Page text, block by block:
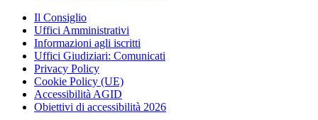
Il Consiglio
Uffici Amministrativi
Informazioni agli iscritti
Uffici Giudiziari: Comunicati
Privacy Policy
Cookie Policy (UE)
Accessibilità AGID
Obiettivi di accessibilità 2026